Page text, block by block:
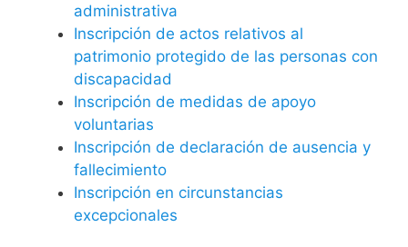
administrativa
Inscripción de actos relativos al
patrimonio protegido de las personas con
discapacidad
Inscripción de medidas de apoyo
voluntarias
Inscripción de declaración de ausencia y
fallecimiento
Inscripción en circunstancias
excepcionales